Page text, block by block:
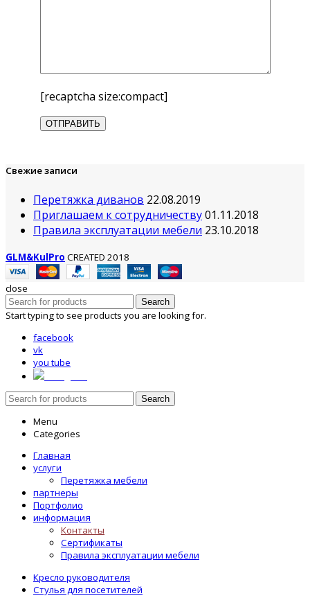
[recaptcha size:compact]
Свежие записи
Перетяжка диванов 22.08.2019
Приглашаем к сотрудничеству01.11.2018
Правила эксплуатации мебели 23.10.2018
GLM&KulPro CREATED 2018
close
Search
Start typing to see products you are looking for.
facebook
vk
you tube
Search
Menu
Categories
Главная
услуги
Перетяжка мебели
партнеры
Портфолио
информация
Контакты
Сертификаты
Правила эксплуатации мебели
Кресло руководителя
Стулья для посетителей